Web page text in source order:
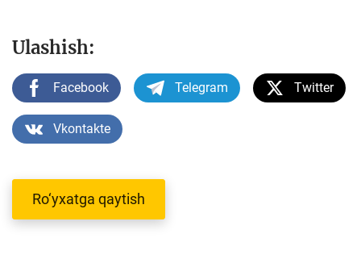
Ulashish:
Facebook Telegram Twitter
Vkontakte
Ro‘yxatga qaytish